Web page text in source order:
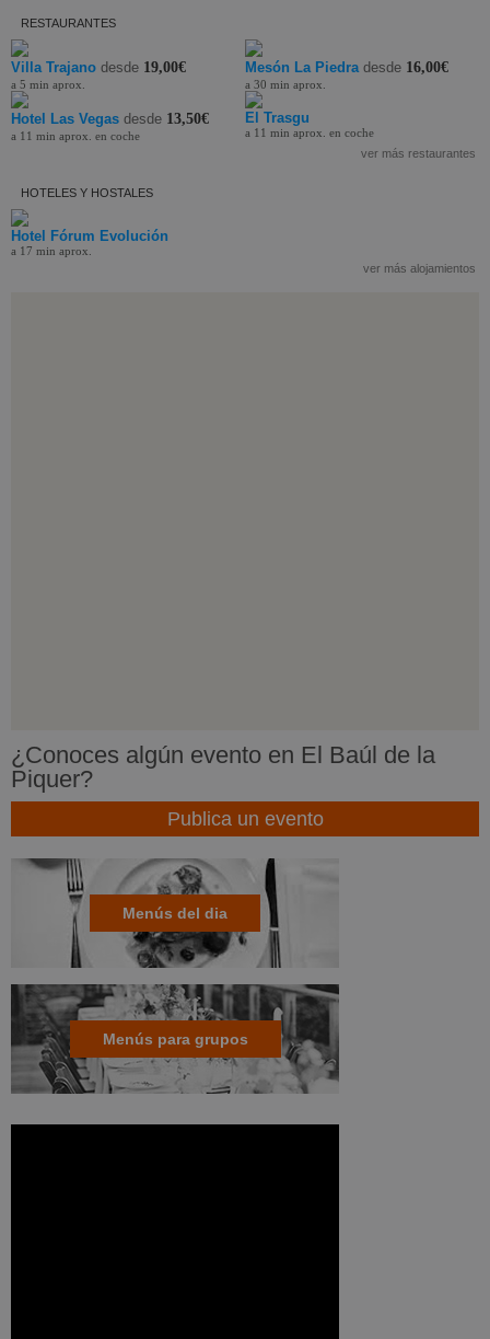
RESTAURANTES
Villa Trajano desde 19,00€
a 5 min aprox.
Mesón La Piedradesde 16,00€
a 30 min aprox.
Hotel Las Vegas desde 13,50€
a 11 min aprox. en coche
El Trasgu
a 11 min aprox. en coche
ver más restaurantes
HOTELES Y HOSTALES
Hotel Fórum Evolución
a 17 min aprox.
ver más alojamientos
¿Conoces algún evento en El Baúl de la
Piquer?
Publica un evento
Menús del dia
Menús para grupos